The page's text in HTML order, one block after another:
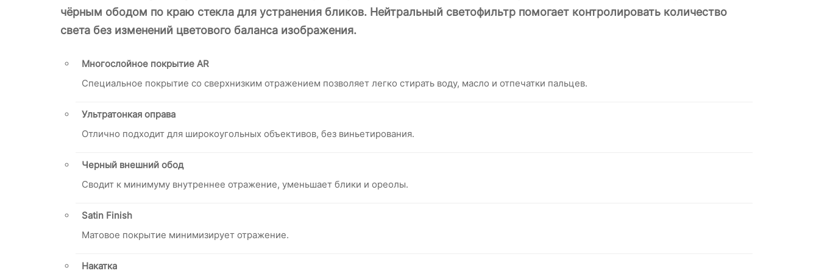
чёрным ободом по краю стекла для устранения бликов. Нейтральный светофильтр помогает контролировать количество
света без изменений цветового баланса изображения.
Многослойное покрытие AR
Специальное покрытие со сверхнизким отражением позволяет легко стирать воду, масло и отпечатки пальцев.
Ультратонкая оправа
Отлично подходит для широкоугольных объективов, без виньетирования.
Черный внешний обод
Cводит к минимуму внутреннее отражение, уменьшает блики и ореолы.
Satin Finish
Матовое покрытие минимизирует отражение.
Накатка